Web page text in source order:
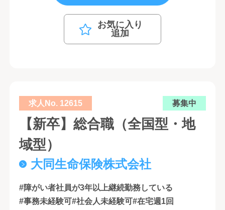
お気に入り
追加
求人No. 12615 募集中
【新卒】総合職（全国型・地
域型）
大同生命保険株式会社
#障がい者社員が3年以上継続勤務している
#事務未経験可#社会人未経験可#在宅週1回